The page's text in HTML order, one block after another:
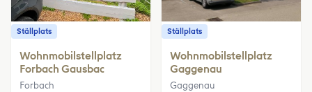
Ställplats
Wohnmobilstellplatz
Forbach Gausbac
Forbach
Ställplats
Wohnmobilstellplatz
Gaggenau
Gaggenau